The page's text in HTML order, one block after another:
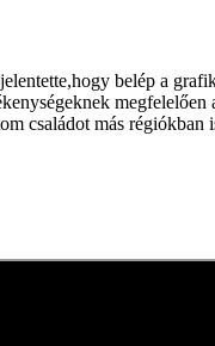
belép a
családot más